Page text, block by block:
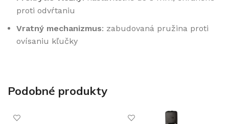
proti odvŕtaniu
Vratný mechanizmus: zabudovaná pružina proti
ovísaniu kľučky
Podobné produkty